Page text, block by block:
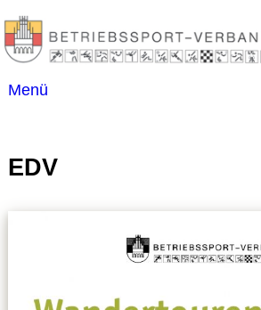
Menü
Kontakt
Ansprechpartner
EDV